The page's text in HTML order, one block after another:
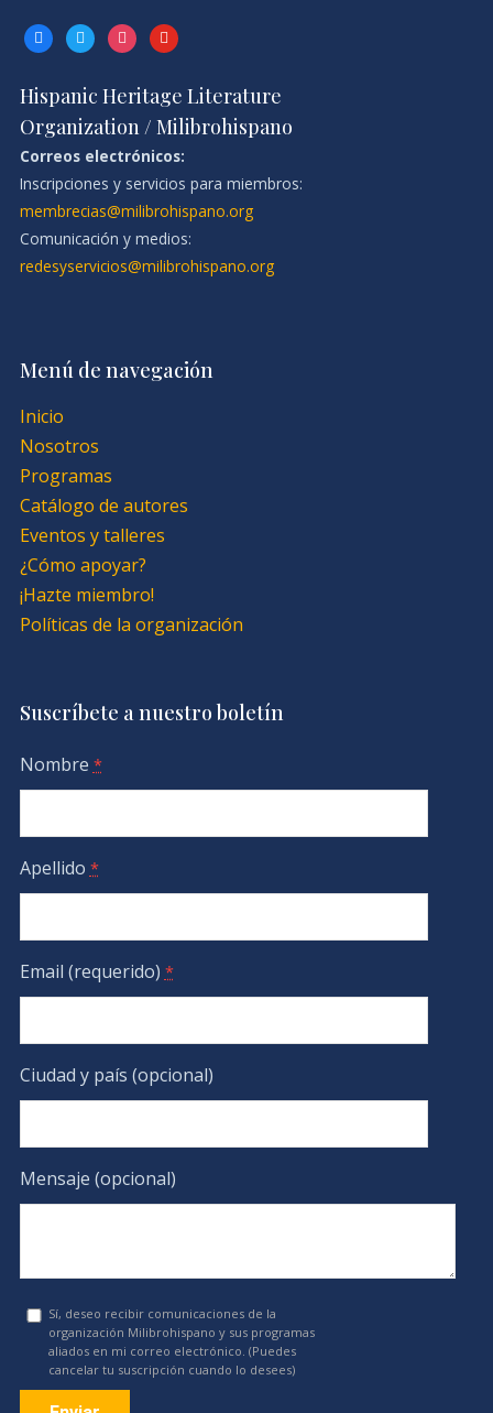
facebooktwitterinstagramyoutube
Hispanic Heritage Literature
Organization / Milibrohispano
Correos electrónicos:
Inscripciones y servicios para miembros:
membrecias@milibrohispano.org
Comunicación y medios:
redesyservicios@milibrohispano.org
Menú de navegación
Inicio
Nosotros
Programas
Catálogo de autores
Eventos y talleres
¿Cómo apoyar?
¡Hazte miembro!
Políticas de la organización
Suscríbete a nuestro boletín
Nombre *
Apellido *
Email (requerido) *
Ciudad y país (opcional)
Mensaje (opcional)
Sí, deseo recibir comunicaciones de la
organización Milibrohispano y sus programas
aliados en mi correo electrónico. (Puedes
cancelar tu suscripción cuando lo desees)